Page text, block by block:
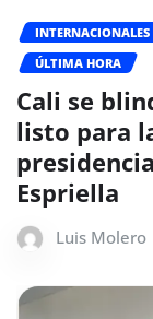
INTERNACIONALES
ÚLTIMA HORA
Cali se
listo para
Espriella
Luis Molero